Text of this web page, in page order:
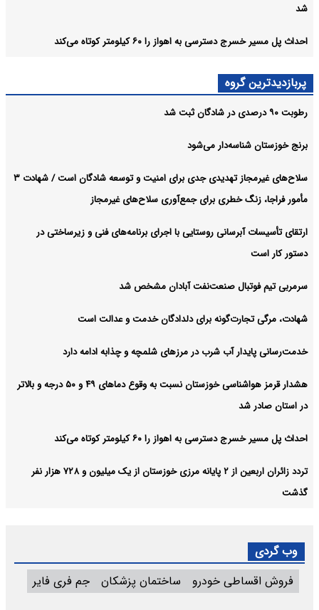
شد
احداث پل مسیر خسرج دسترسی به اهواز را ۶۰ کیلومتر کوتاه می‌کند
پربازدیدترین گروه
رطوبت ۹۰ درصدی در شادگان ثبت شد
برنج خوزستان شناسه‌دار می‌شود
سلاح‌های غیرمجاز تهدیدی جدی برای امنیت و توسعه شادگان است / شهادت ۳
مأمور فراجا، زنگ خطری برای جمع‌آوری سلاح‌های غیرمجاز
ارتقای تأسیسات آبرسانی روستایی با اجرای برنامه‌های فنی و زیرساختی در
دستور کار است
سرمربی تیم فوتبال صنعت‌نفت آبادان مشخص شد
شهادت، مرگی تجارت‌گونه برای دلدادگان خدمت و عدالت است
خدمت‌رسانی پایدار آب شرب در مرزهای شلمچه و چذابه ادامه دارد
هشدار قرمز هواشناسی خوزستان نسبت به وقوع دما‌های ۴۹ و ۵۰ درجه و بالاتر
در استان صادر شد
احداث پل مسیر خسرج دسترسی به اهواز را ۶۰ کیلومتر کوتاه می‌کند
تردد زائران اربعین از ۲ پایانه مرزی خوزستان از یک میلیون و ۷۲۸ هزار نفر
گذشت
وب گردی
فروش اقساطی خودرو
ساختمان پزشکان جم فری فایر